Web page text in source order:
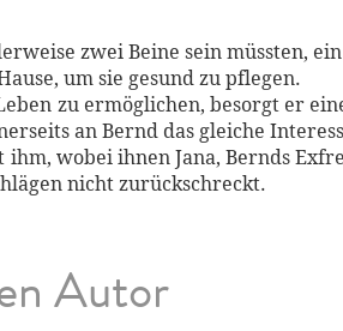
zwei Beine sein müssten,
um sie gesund zu pflegen.
zu ermöglichen, besorgt er
an Bernd das gleiche
wobei ihnen Jana, Bernds
nicht zurückschreckt.
Autor